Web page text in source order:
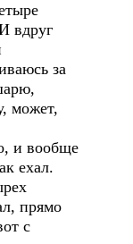
вдруг
за
может,
и вообще
ехал.
прямо
с